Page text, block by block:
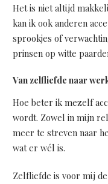
Het is niet altijd
kan ik ook anderen
sprookjes of
prinsen op witte
Van zelfliefde naar
Hoe beter ik mezelf
wordt. Zowel in mijn
meer te streven naar
wat er wél is.
Zelfliefde is voor mij